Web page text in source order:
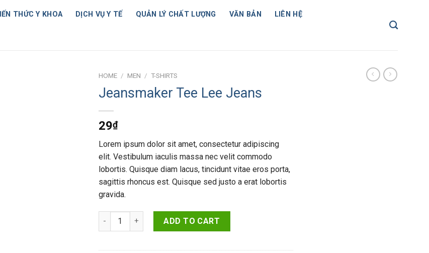
THỨC Y KHOA DỊCH VỤ Y TẾ QUẢN LÝ CHẤT LƯỢNG VĂN BẢN LIÊN HỆ
HOME / MEN / T-SHIRTS
Jeansmaker Tee Lee Jeans
29₫
Lorem ipsum dolor sit amet, consectetur adipiscing
elit. Vestibulum iaculis massa nec velit commodo
lobortis. Quisque diam lacus, tincidunt vitae eros porta,
sagittis rhoncus est. Quisque sed justo a erat lobortis
gravida.
Jeansmaker Tee Lee Jeans quantity
ADD TO CART